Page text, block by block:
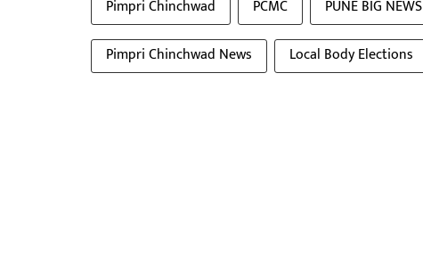
Pimpri Chinchwad PCMC PUNE BIG NEWS
Pimpri Chinchwad News
Local Body Elections